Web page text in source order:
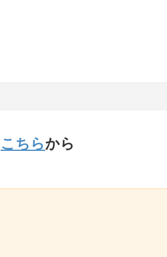
こちらから